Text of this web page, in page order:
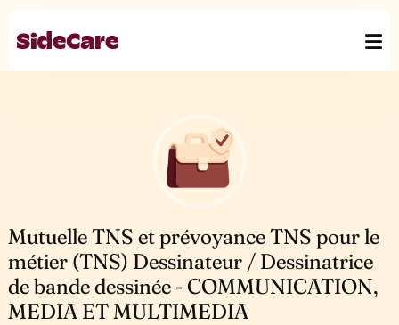
Mutuelle TNS et prévoyance TNS pour le
métier (TNS) Dessinateur / Dessinatrice
de bande dessinée - COMMUNICATION,
MEDIA ET MULTIMEDIA